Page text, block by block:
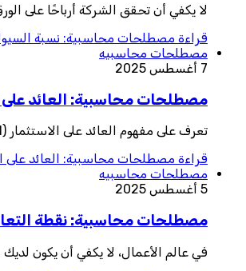
لا يكفي أن تحقق الشركة أرباحًا على
قراءة مصطلحات محاسبية: نسبة
مصطلحات محاسبيه
7 أغسطس 2025
مصطلحات محاسبية: العائد على
تعرف على مفهوم العائد على الاستثمار (ROI)، طريقة حسابه، أنواعه، استخداماته في التسويق والأعمال، وأهم الطرق لتحسينه. دليل عملي ومبسط لأصحاب ا
قراءة مصطلحات محاسبية: العائد على
مصطلحات محاسبيه
5 أغسطس 2025
مصطلحات محاسبية: نقطة
في عالم الأعمال، لا يكفي أن يكون